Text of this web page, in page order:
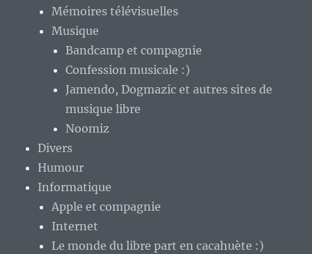
Mémoires télévisuelles
Musique
Bandcamp et compagnie
Confession musicale :)
Jamendo, Dogmazic et autres sites de
musique libre
Noomiz
Divers
Humour
Informatique
Apple et compagnie
Internet
Le monde du libre part en cacahuète :)